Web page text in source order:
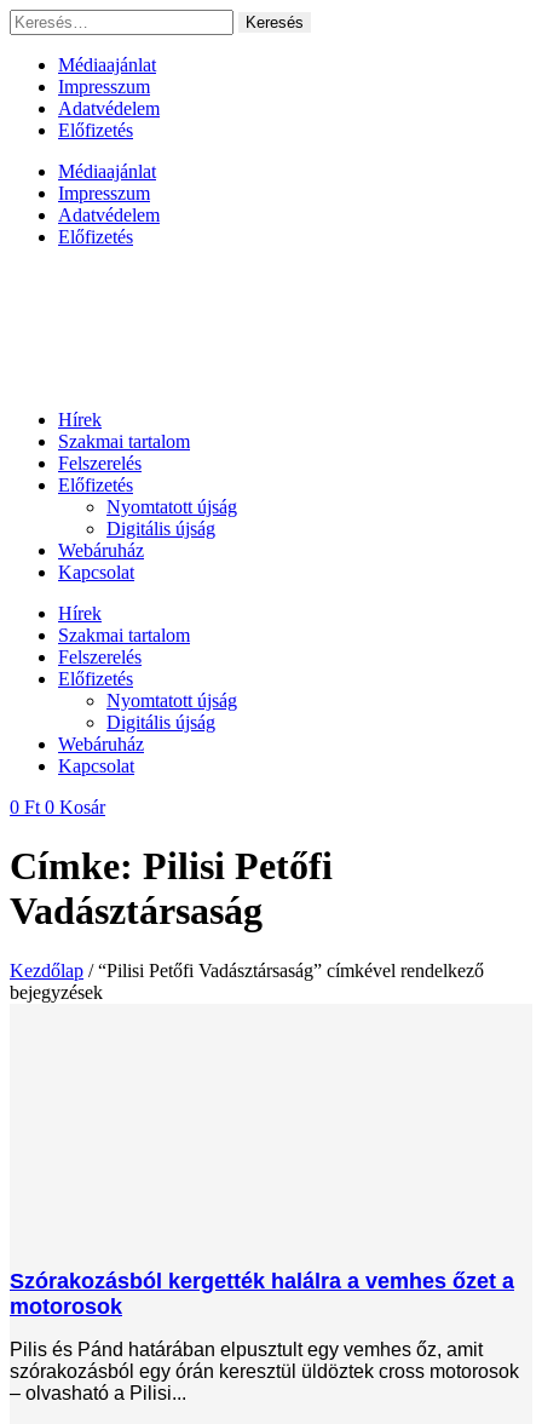
Ugrás
a
tartalomhoz
Keresés:
Médiaajánlat
Impresszum
Adatvédelem
Előfizetés
Médiaajánlat
Impresszum
Adatvédelem
Előfizetés
Hírek
Szakmai tartalom
Felszerelés
Előfizetés
Nyomtatott újság
Digitális újság
Webáruház
Kapcsolat
Hírek
Szakmai tartalom
Felszerelés
Előfizetés
Nyomtatott újság
Digitális újság
Webáruház
Kapcsolat
0 Ft 0 Kosár
Címke: Pilisi Petőfi
Vadásztársaság
Kezdőlap / “Pilisi Petőfi Vadásztársaság” címkével rendelkező
bejegyzések
Szórakozásból kergették halálra a vemhes őzet a
motorosok
Pilis és Pánd határában elpusztult egy vemhes őz, amit
szórakozásból egy órán keresztül üldöztek cross motorosok
– olvasható a Pilisi...